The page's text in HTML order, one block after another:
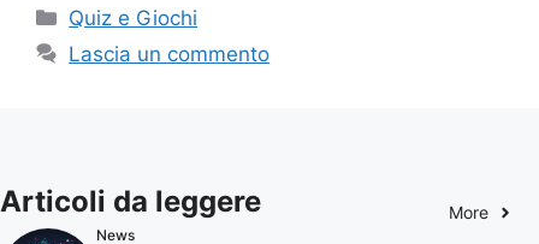
Categorie
Quiz e Giochi
Lascia un commento
Articoli da leggere More
News